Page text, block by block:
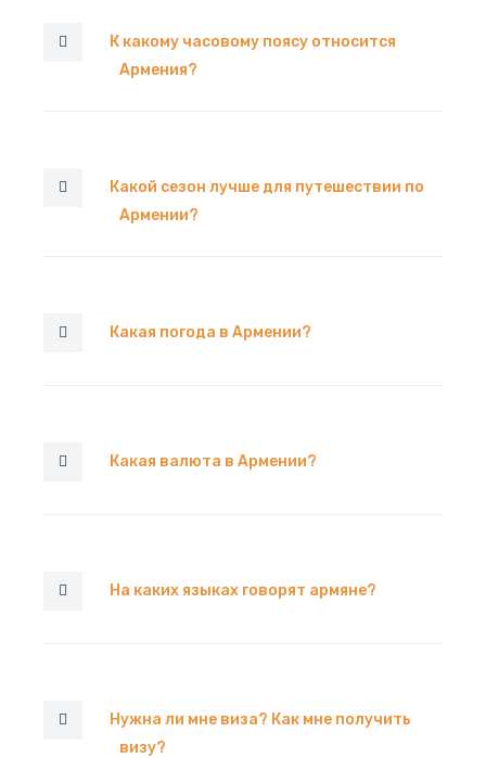
К какому часовому поясу относится
Армения?
Какой сезон лучше для путешествии по
Армении?
Какая погода в Армении?
Какая валюта в Армении?
На каких языках говорят армяне?
Нужна ли мне виза? Как мне получить
визу?